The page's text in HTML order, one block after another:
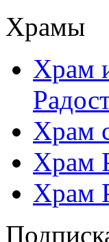
Храмы
Храм
Храм
Храм
Храм